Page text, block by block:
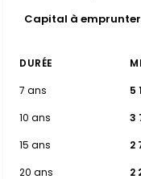
Capital à emprunter
DURÉE
7 ans
5
10 ans
3
15 ans
2
20 ans
2